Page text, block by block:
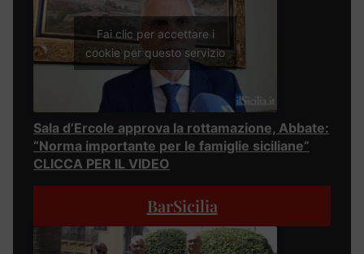
Fai clic per accettare i
cookie per questo servizio
Sala d’Ercole approva la rottamazione, Abbate:
“Norma importante per le famiglie siciliane”
CLICCA PER IL VIDEO
BarSicilia